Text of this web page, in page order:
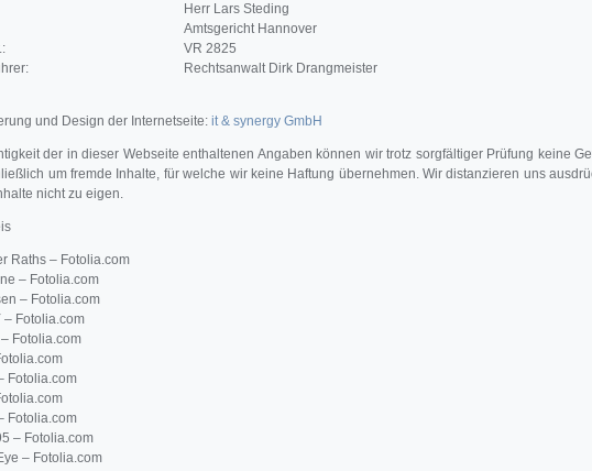
Herr Lars Steding
Amtsgericht Hannover
VR 2825
Rechtsanwalt Dirk Drangmeister
und Design der Internetseite: it & synergy GmbH
der in dieser Webseite enthaltenen Angaben können wir trotz sorgfältiger Prüfung keine
um fremde Inhalte, für welche wir keine Haftung übernehmen. Wir distanzieren uns
nicht zu eigen.
Raths – Fotolia.com
– Fotolia.com
– Fotolia.com
– Fotolia.com
Fotolia.com
Fotolia.com
Fotolia.com
– Fotolia.com
– Fotolia.com